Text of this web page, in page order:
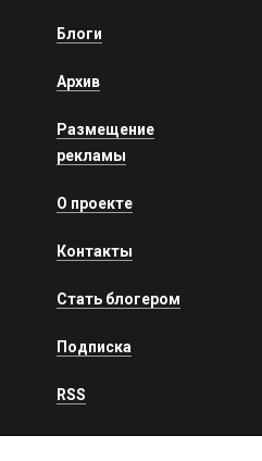
Блоги
Архив
Размещение
рекламы
О проекте
Контакты
Стать блогером
Подписка
RSS